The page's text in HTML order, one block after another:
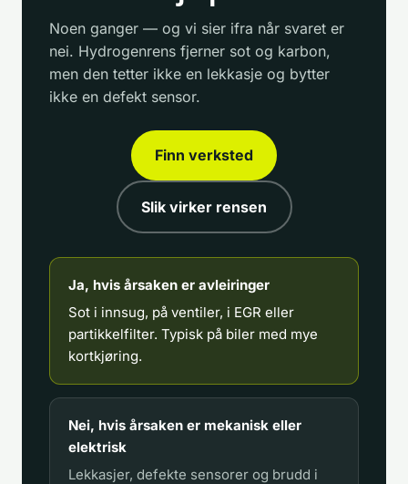
Noen ganger — og vi sier ifra når svaret er
nei. Hydrogenrens fjerner sot og karbon,
men den tetter ikke en lekkasje og bytter
ikke en defekt sensor.
Finn verksted
Slik virker rensen
Ja, hvis årsaken er avleiringer
Sot i innsug, på ventiler, i EGR eller
partikkelfilter. Typisk på biler med mye
kortkjøring.
Nei, hvis årsaken er mekanisk eller
elektrisk
Lekkasjer, defekte sensorer og brudd i